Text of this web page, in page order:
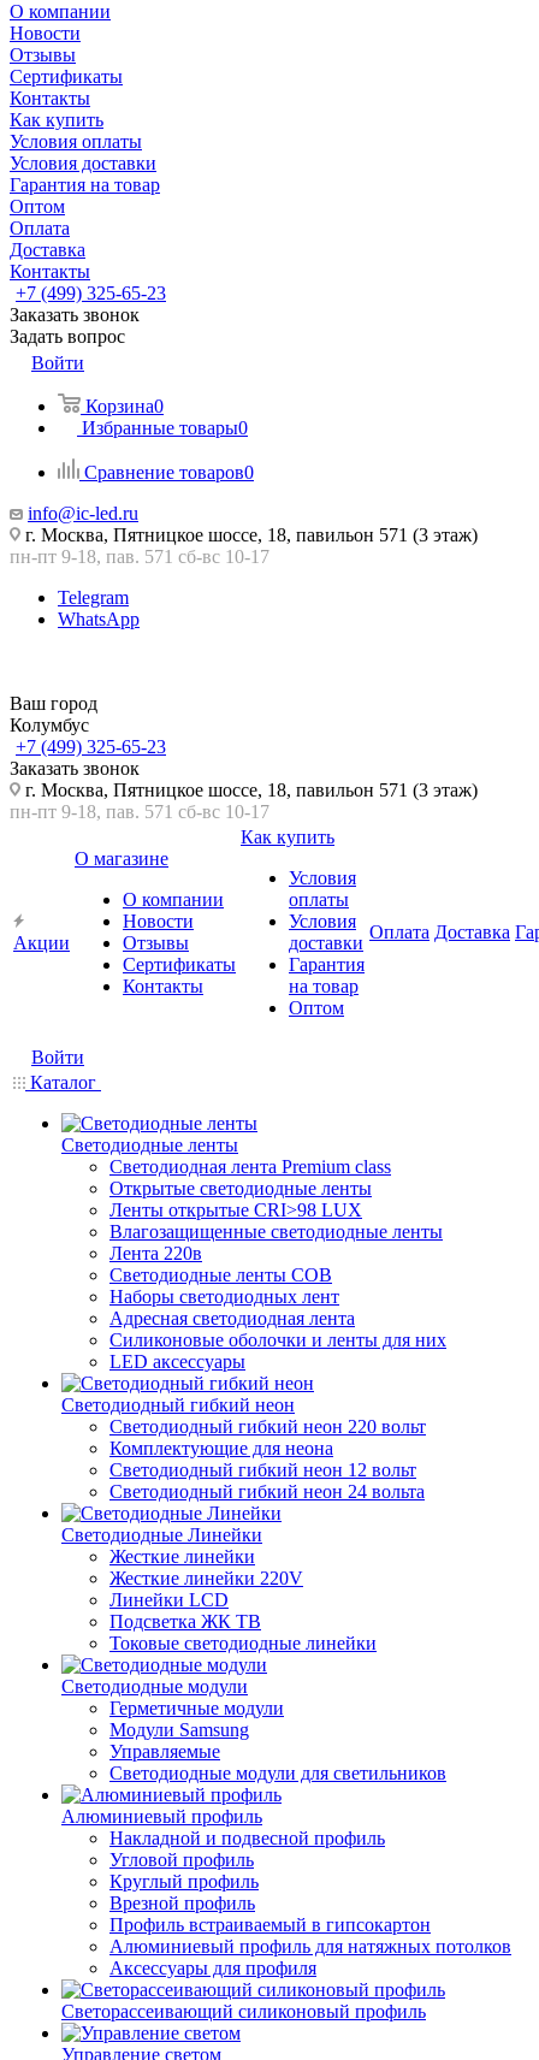
О компании
Новости
Отзывы
Сертификаты
Контакты
Как купить
Условия оплаты
Условия доставки
Гарантия на товар
Оптом
Оплата
Доставка
Контакты
+7 (499) 325-65-23
Заказать звонок
Задать вопрос
Войти
Корзина0
Избранные товары0
Сравнение товаров0
info@ic-led.ru
г. Москва, Пятницкое шоссе, 18, павильон 571 (3 этаж)
пн-пт 9-18, пав. 571 сб-вс 10-17
Telegram
WhatsApp
Ваш город
Колумбус
+7 (499) 325-65-23
Заказать звонок
г. Москва, Пятницкое шоссе, 18, павильон 571 (3 этаж)
пн-пт 9-18, пав. 571 сб-вс 10-17
Акции
О магазине
О компании
Новости
Отзывы
Сертификаты
Контакты
Как купить
Условия
оплаты
Условия
доставки
Гарантия
на товар
Оптом
Оплата Доставка
Войти
Каталог
Светодиодные ленты
Светодиодная лента Premium class
Открытые светодиодные ленты
Ленты открытые CRI>98 LUX
Влагозащищенные светодиодные ленты
Лента 220в
Светодиодные ленты COB
Наборы светодиодных лент
Адресная светодиодная лента
Силиконовые оболочки и ленты для них
LED аксессуары
Светодиодный гибкий неон
Светодиодный гибкий неон 220 вольт
Комплектующие для неона
Светодиодный гибкий неон 12 вольт
Светодиодный гибкий неон 24 вольта
Светодиодные Линейки
Жесткие линейки
Жесткие линейки 220V
Линейки LCD
Подсветка ЖК ТВ
Токовые светодиодные линейки
Светодиодные модули
Герметичные модули
Модули Samsung
Управляемые
Светодиодные модули для светильников
Алюминиевый профиль
Накладной и подвесной профиль
Угловой профиль
Круглый профиль
Врезной профиль
Профиль встраиваемый в гипсокартон
Алюминиевый профиль для натяжных потолков
Аксессуары для профиля
Светорассеивающий силиконовый профиль
Управление светом